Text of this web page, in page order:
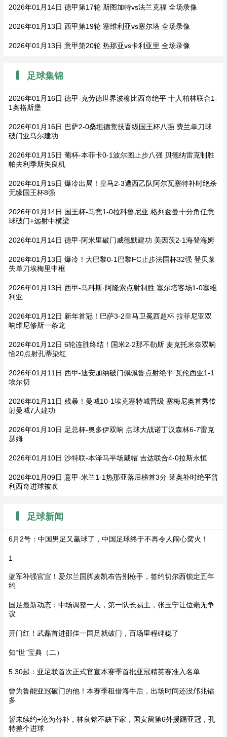
2026年01月14日 德甲第17轮 斯图加特vs法兰克福 全场录像
2026年01月13日 西甲第19轮 塞维利亚vs塞尔塔 全场录像
2026年01月13日 意甲第20轮 热那亚vs卡利亚里 全场录像
足球集锦
2026年01月16日 德甲-克劳德世界波柳比西奇绝平 十人柏林联合1-
1奥格斯堡
2026年01月16日 巴萨2-0桑坦德竞技晋级国王杯八强 费兰单刀球
破门亚马尔建功
2026年01月15日 葡杯-本菲卡0-1波尔图止步八强 贝德纳雷克制胜
帕夫利季斯失良机
2026年01月15日 爆冷出局！皇马2-3遭西乙队阿尔瓦塞特补时绝杀
无缘国王杯8强
2026年01月14日 国王杯-马竞1-0拉科鲁尼亚 格列兹曼十分角任意
球破门+远射中横梁
2026年01月14日 德甲-阿米里破门威德默建功 美因茨2-1海登海姆
2026年01月13日 爆冷！大巴黎0-1巴黎FC止步法国杯32强 登贝莱
失单刀埃梅里中框
2026年01月13日 西甲-马科斯·阿隆索点射制胜 塞尔塔客场1-0塞维
利亚
2026年01月12日 新年首冠！巴萨3-2皇马卫冕西超杯 拉菲尼亚双
响维尼修斯一条龙
2026年01月12日 6轮连胜终结！国米2-2那不勒斯 麦克托米奈双响
恰20点射孔蒂染红
2026年01月11日 西甲-迪安加纳破门佩佩鲁点射绝平 瓦伦西亚1-1
埃尔切
2026年01月11日 残暴！曼城10-1埃克塞特城晋级 塞梅尼奥首秀传
射曼城7人建功
2026年01月10日 足总杯-奥多伊双响 点球大战诺丁汉森林6-7雷克
瑟姆
2026年01月10日 沙特联-本泽马半场戴帽 吉达联合4-0拉斯永恒
2026年01月09日 意甲-米兰1-1热那亚落后榜首3分 莱奥补时绝平普
利西奇进球被吹
足球新闻
6月2号：中国男足又赢球了，中国足球终于不再令人闹心窝火！
1
蓝军补强官宣！爱尔兰国脚麦凯布告别枪手，签约切尔西锁定五年
约
国足最新动态：中场调整一人，第一队长易主，张玉宁让位毫无争
议
开门红！武磊首进邵佳一国足就破门，百场里程碑稳了
知“世”宝典（二）
5.30起：亚足联首次正式官宣本赛季首批亚冠精英赛准入名单
曾为鲁能亚冠破门的他！本赛季租借海牛后，出场时间还没邝兆镭
多
暂未续约+沦为替补，林良铭不缺下家，国安留第6外援踢亚冠，孔
特差个进球